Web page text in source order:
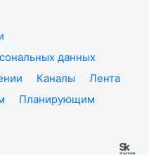
данных
Каналы
Лента
Планирующим